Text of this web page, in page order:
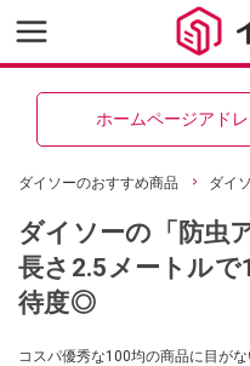
ホームページアド
ダイソーのおすすめ商品 ダイ
ダイソーの「防虫
長さ2.5メートルで
待度◎
コスパ優秀な100均の商品に目が